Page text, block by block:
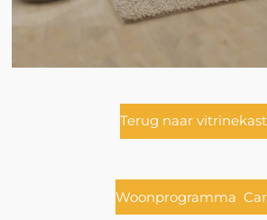
Terug naar
Woonprogramma